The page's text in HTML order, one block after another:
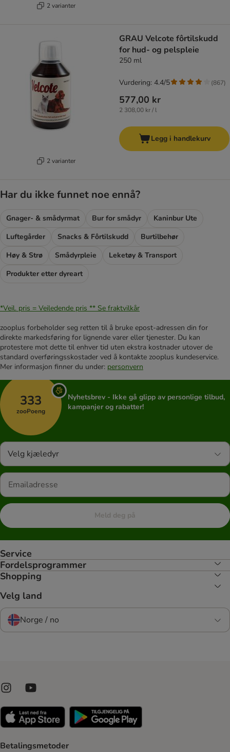
2 varianter
2 varianter
GRAU Velcote fôrtilskudd
for hud- og pelspleie
250 ml
577,00 kr
2 308,00 kr / l
Vurdering: 4.4/5 (867)
Legg i handlekurv
Har du ikke funnet noe ennå?
Gnager- & smådyrmat Bur for smådyr
Kaninbur Ute
Luftegårder
Snacks & Fôrtilskudd
Burtilbehør
Høy & Strø
Smådyrpleie
Leketøy & Transport
Produkter etter dyreart
*Veil. pris = Veiledende pris ** Se fraktvilkår
zooplus forbeholder seg retten til å bruke epost-adressen din for
direkte markedsføring for lignende varer eller tjenester. Du kan
protestere mot dette til enhver tid uten ekstra kostnader utover de
standard overføringsskostader ved å kontakte zooplus kundeservice.
Mer informasjon finner du under: personvern
333
zooPoeng
Nyhetsbrev - Ikke gå glipp av personlige tilbud,
kampanjer og rabatter!
Velg kjæledyr
Meld deg på
Service
Fordelsprogrammer
Shopping
Velg land
Norge / no
Betalingsmetoder